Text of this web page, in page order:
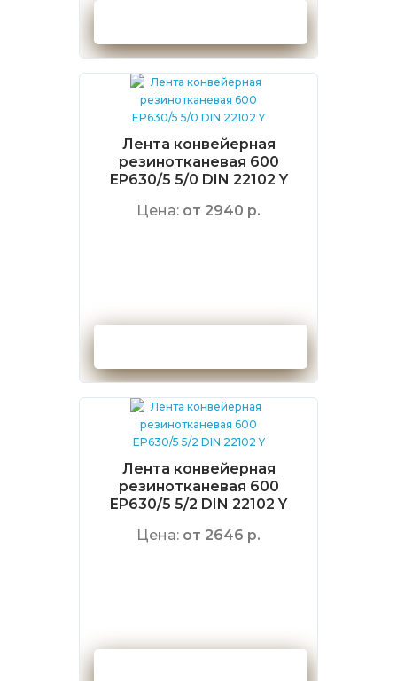
Лента конвейерная
резинотканевая 600
EP630/5 5/0 DIN 22102 Y
Цена: от 2940 р.
Лента конвейерная
резинотканевая 600
EP630/5 5/2 DIN 22102 Y
Цена: от 2646 р.